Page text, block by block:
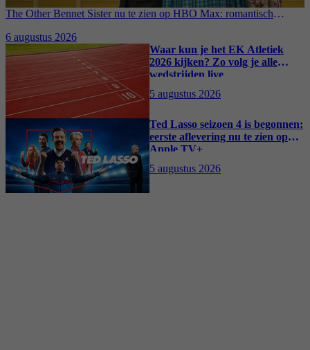
The Other Bennet Sister nu te zien op HBO Max: romantisch
6 augustus 2026
Waar kun je het EK Atletiek
2026 kijken? Zo volg je alle
wedstrijden live
5 augustus 2026
Ted Lasso seizoen 4 is begonnen:
eerste aflevering nu te zien op
Apple TV+
5 augustus 2026